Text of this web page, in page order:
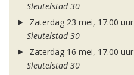
Sleutelstad 30
Zaterdag 23 mei, 17.00 uur
Sleutelstad 30
Zaterdag 16 mei, 17.00 uur
Sleutelstad 30